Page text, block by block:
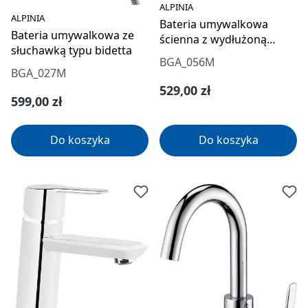
ALPINIA
Bateria umywalkowa ze
słuchawką typu bidetta
BGA_027M
Cena regularna:
599,00 zł
Do koszyka
ALPINIA
Bateria umywalkowa
ścienna z wydłużoną
wylewką - podłączenie na
wąż
BGA_056M
Cena regularna:
529,00 zł
Do koszyka